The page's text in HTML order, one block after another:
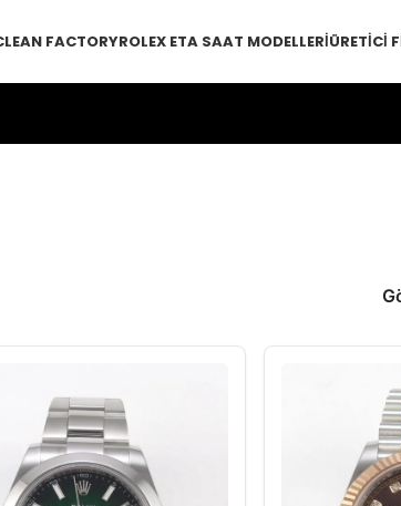
FACTORYROLEX ETA SAAT MODELLERIÜRETICI